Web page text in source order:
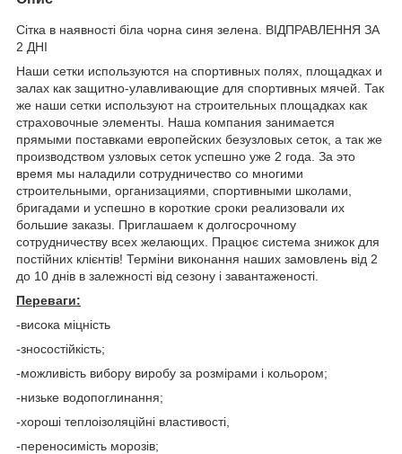
Сітка в наявності біла чорна синя зелена. ВІДПРАВЛЕННЯ ЗА
2 ДНІ
Наши сетки используются на спортивных полях, площадках и
залах как защитно-улавливающие для спортивных мячей. Так
же наши сетки используют на строительных площадках как
страховочные элементы. Наша компания занимается
прямыми поставками европейских безузловых сеток, а так же
производством узловых сеток успешно уже 2 года. За это
время мы наладили сотрудничество со многими
строительными, организациями, спортивными школами,
бригадами и успешно в короткие сроки реализовали их
большие заказы. Приглашаем к долгосрочному
сотрудничеству всех желающих. Працює система знижок для
постійних клієнтів! Терміни виконання наших замовлень від 2
до 10 днів в залежності від сезону і завантаженості.
Переваги:
-висока міцність
-зносостійкість;
-можливість вибору виробу за розмірами і кольором;
-низьке водопоглинання;
-хороші теплоізоляційні властивості,
-переносимість морозів;